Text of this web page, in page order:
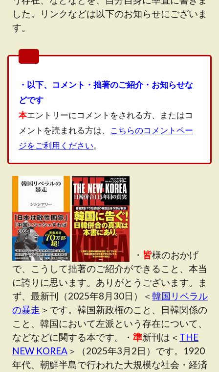
した。リンクなどは以下のお知らせにございま
す。
・以下、コメント・拙著のご紹介・お知らせな
どです
本エントリーにコメントをされる方、またはコ
メントを読まれる方は、 こちらのコメントペー
ジをご利用ください。
・ 皆様のおかげ
で、こうして拙著のご紹介ができること、本当
に誇りに思います。ありがとうございます。ま
ず、最新刊（2025年8月30日）＜韓国リベラル
の暴走 ＞です。韓国新政権のこと、日韓関係の
こと、韓国において左派という存在について、
などなどに関する本です。・ 準新刊は＜ THE
NEW KOREA＞（2025年3月2日）です。1920
年代、朝鮮半島で行われた大規模な社会・経済